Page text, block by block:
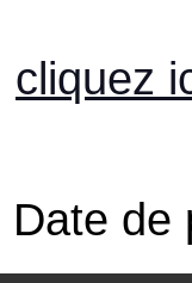
cliquez
Date de